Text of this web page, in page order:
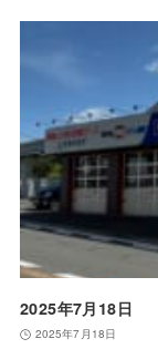
2025年7月18日
2025年7月18日